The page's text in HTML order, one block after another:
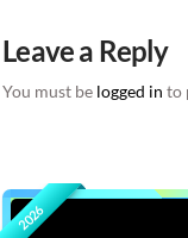
Leave a Reply
You must be logged in to
2026